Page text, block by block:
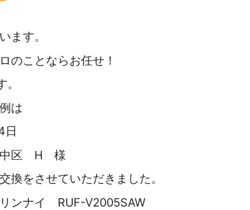
ます。
のことならお任せ！
は
日
中区 H 様
換をさせていただきました。
ンナイ RUF-V2005SAW